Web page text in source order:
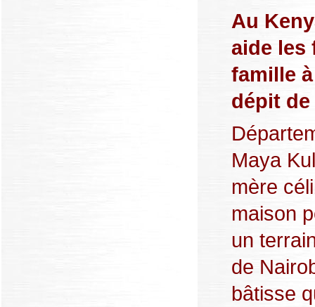
Au
aide les
famille
dépit
Maya
mère
maison
un
de
bâtisse